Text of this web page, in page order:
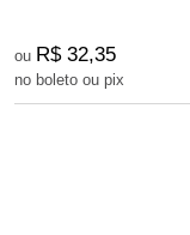
ou R$ 32,35
no boleto ou pix